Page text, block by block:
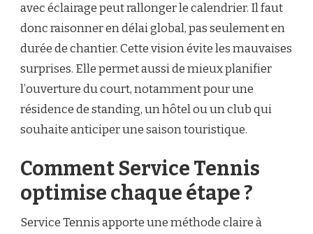
avec éclairage peut rallonger le calendrier. Il faut
donc raisonner en délai global, pas seulement en
durée de chantier. Cette vision évite les mauvaises
surprises. Elle permet aussi de mieux planifier
l’ouverture du court, notamment pour une
résidence de standing, un hôtel ou un club qui
souhaite anticiper une saison touristique.
Comment Service Tennis
optimise chaque étape ?
Service Tennis apporte une méthode claire à